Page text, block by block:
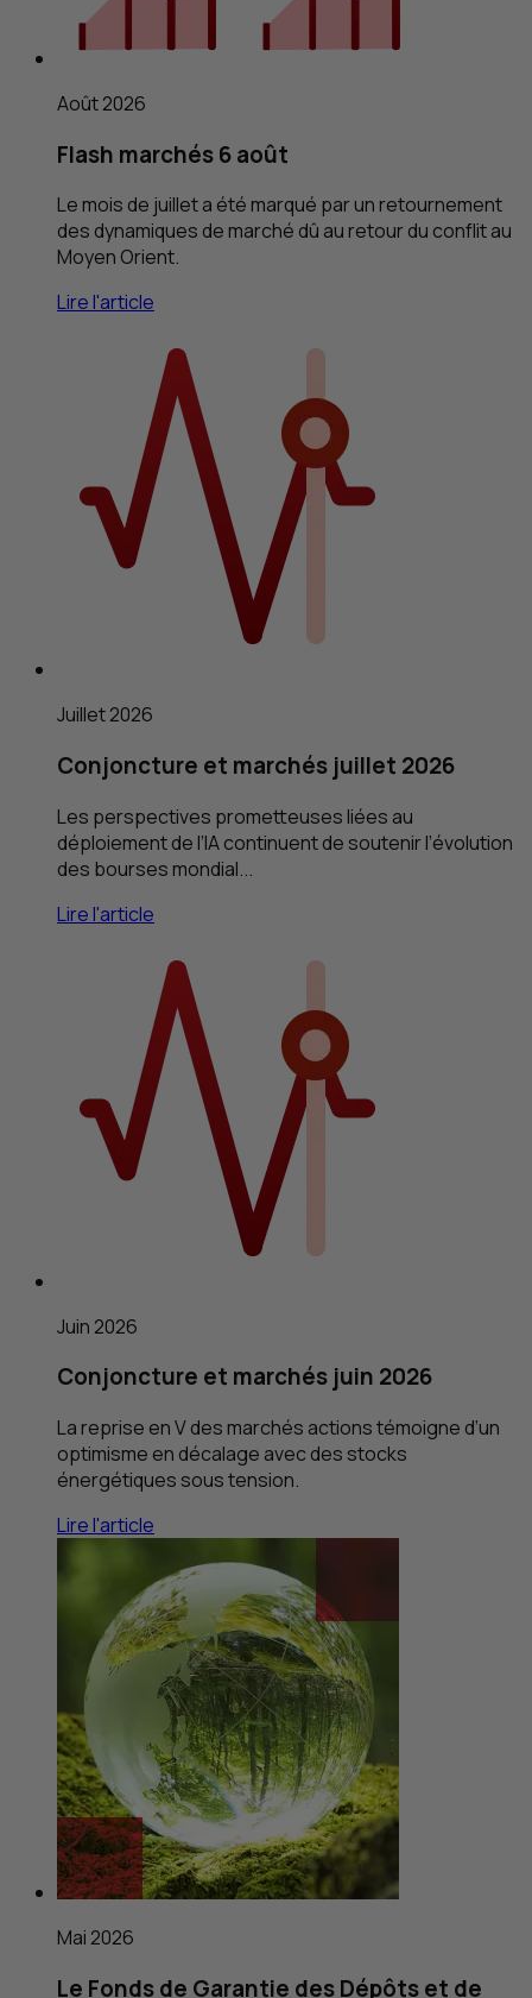
Août 2026
Flash marchés 6 août
Le mois de juillet a été marqué par un retournement
des dynamiques de marché dû au retour du conflit au
Moyen Orient.
Lire l'article
Juillet 2026
Conjoncture et marchés juillet 2026
Les perspectives prometteuses liées au
déploiement de l’IAcontinuent de soutenir l’évolution
des bourses mondial...
Lire l'article
Juin 2026
Conjoncture et marchés juin 2026
La reprise en V des marchés actions témoigne d’un
optimisme en décalage avec des stocks
énergétiques sous tension.
Lire l'article
Mai 2026
Le Fonds de Garantie des Dépôts et de